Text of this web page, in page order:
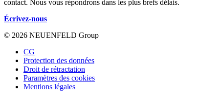
contact. Nous vous répondrons dans les plus brefs délais.
Écrivez-nous
© 2026 NEUENFELD Group
CG
Protection des données
Droit de rétractation
Paramètres des cookies
Mentions légales